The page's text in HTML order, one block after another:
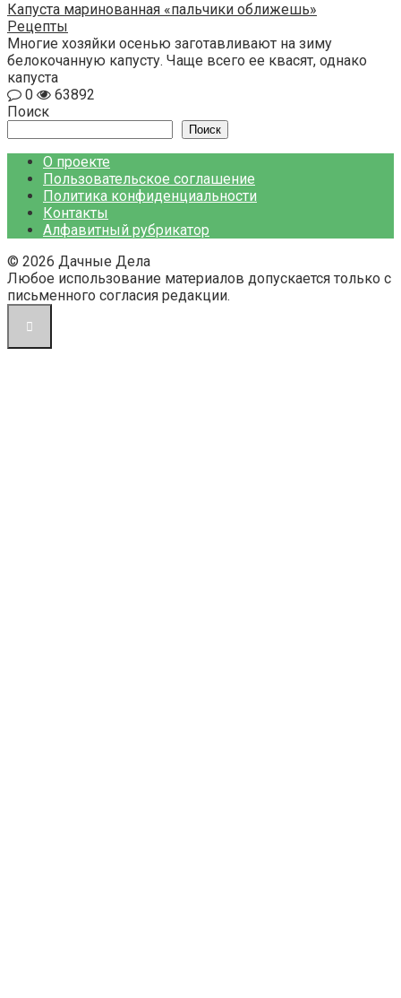
Капуста маринованная «пальчики оближешь»
Рецепты
Многие хозяйки осенью заготавливают на зиму
белокочанную капусту. Чаще всего ее квасят, однако
капуста
0
63892
Поиск
Поиск
О проекте
Пользовательское соглашение
Политика конфиденциальности
Контакты
Алфавитный рубрикатор
© 2026 Дачные Дела
Любое использование материалов допускается только с
письменного согласия редакции.